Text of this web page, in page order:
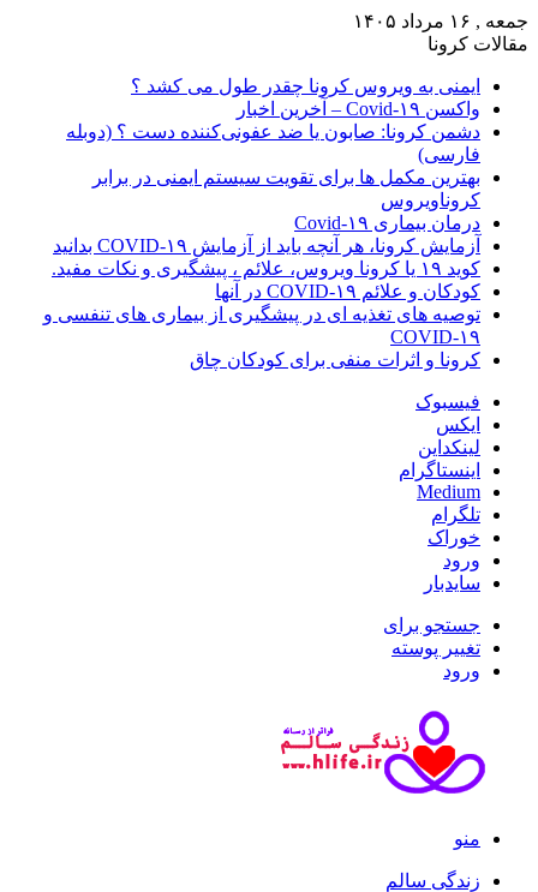
جمعه , ۱۶ مرداد ۱۴۰۵
مقالات کرونا
ایمنی به ویروس کرونا چقدر طول می کشد ؟
واکسن Covid-۱۹ – آخرین اخبار
دشمن کرونا: صابون یا ضد عفونی‌کننده دست ؟ (دوبله
فارسی)
بهترین مکمل ها برای تقویت سیستم ایمنی در برابر
کروناویروس
درمان بیماری Covid-۱۹
آزمایش کرونا، هر آنچه باید از آزمایش COVID-۱۹ بدانید
کوید ۱۹ یا کرونا ویروس، علائم ، پیشگیری و نکات مفید.
کودکان و علائم COVID-۱۹ در آنها
توصیه های تغذیه ای در پیشگیری از بیماری های تنفسی و
COVID-۱۹
کرونا و اثرات منفی برای کودکان چاق
فیسبوک
ایکس
لینکداین
اینستاگرام
Medium
تلگرام
خوراک
ورود
سایدبار
جستجو برای
تغییر پوسته
ورود
منو
زندگی سالم